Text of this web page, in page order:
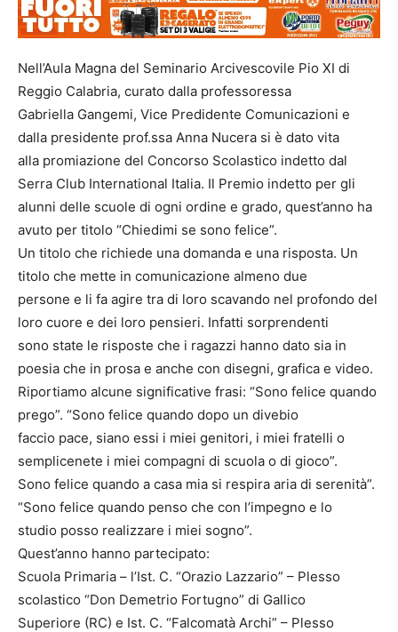
Nell’Aula Magna del Seminario Arcivescovile Pio XI di
Reggio Calabria, curato dalla professoressa
Gabriella Gangemi, Vice Predidente Comunicazioni e
dalla presidente prof.ssa Anna Nucera si è dato vita
alla promiazione del Concorso Scolastico indetto dal
Serra Club International Italia. Il Premio indetto per gli
alunni delle scuole di ogni ordine e grado, quest’anno ha
avuto per titolo “Chiedimi se sono felice”.
Un titolo che richiede una domanda e una risposta. Un
titolo che mette in comunicazione almeno due
persone e li fa agire tra di loro scavando nel profondo del
loro cuore e dei loro pensieri. Infatti sorprendenti
sono state le risposte che i ragazzi hanno dato sia in
poesia che in prosa e anche con disegni, grafica e video.
Riportiamo alcune significative frasi: “Sono felice quando
prego”. “Sono felice quando dopo un divebio
faccio pace, siano essi i miei genitori, i miei fratelli o
semplicenete i miei compagni di scuola o di gioco”.
Sono felice quando a casa mia si respira aria di serenità”.
“Sono felice quando penso che con l’impegno e lo
studio posso realizzare i miei sogno”.
Quest’anno hanno partecipato:
Scuola Primaria – l’Ist. C. “Orazio Lazzario” – Plesso
scolastico “Don Demetrio Fortugno” di Gallico
Superiore (RC) e Ist. C. “Falcomatà Archi” – Plesso